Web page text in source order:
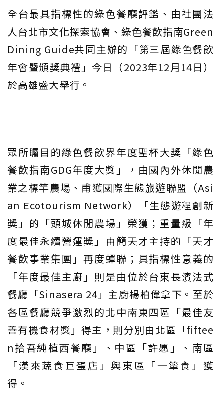
全台最具指標性的綠色餐廳評鑑、由社團法
人台北市文化探索協會、綠色餐飲指南Green
Dining Guide共同主辦的「第三屆綠色餐飲
年會暨頒獎典禮」今日（2023年12月14日）
於高雄盛大舉行。
眾所矚目的綠色餐飲界年度聖杯大獎「綠色
餐飲指南GDG年度大獎」，由國內外休閒農
業之標竿農場、甫獲國際生態旅遊聯盟（Asi
an Ecotourism Network）「生態遊程創新
獎」的「頭城休閒農場」榮獲；重量級「年
度最佳永續營運獎」由簡天才主持的「天才
餐飲事業集團」再度蟬聯；具指標性意義的
「年度最佳主廚」則是由位於台東長濱法式
餐廳「Sinasera 24」主廚楊柏偉拿下。至於
各區餐廳競爭激烈的北中南東四區「最佳友
善有機食材獎」得主，則分別由北區「fiftee
n拾吾純植⻄餐廳」、中區「許愿」、南區
「漢來蔬食巨蛋店」與東區「一簞食」獲
得。